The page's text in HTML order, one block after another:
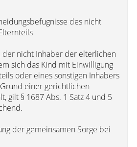
des nicht
der nicht Inhaber der elterlichen
sich das Kind mit Einwilligung
oder eines sonstigen Inhabers
einer gerichtlichen
gilt § 1687 Abs. 1 Satz 4 und 5
der gemeinsamen Sorge bei